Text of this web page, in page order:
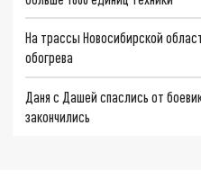
На трассы Новосибирской
обогрева
Даня с Дашей спаслись от
закончились